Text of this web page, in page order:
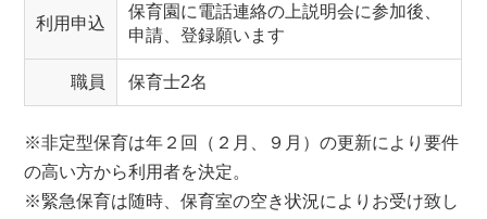
利用申込
保育園に電話連絡の上説明会に参加後、
申請、登録願います
職員 保育士2名
※非定型保育は年２回（２月、９月）の更新により要件
の高い方から利用者を決定。
※緊急保育は随時、保育室の空き状況によりお受け致し